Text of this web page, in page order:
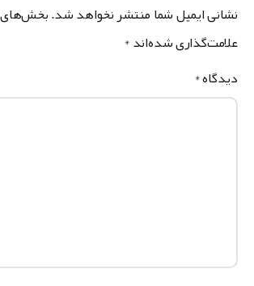
ایمیل شما منتشر نخواهد شد.بخش‌های
شده‌اند*
*